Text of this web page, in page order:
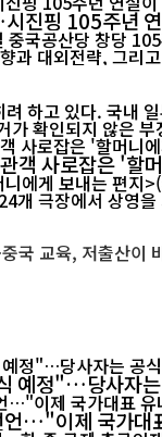
진핑 105주년
국공산당 창당
과 대외전략, 그리
하고 있다. 국내
가 확인되지 않은
사로잡은 '할
내는 편지>(给阿嬷的
개 극장에서 상영
예정"…당사자는
언…"이제 국가대